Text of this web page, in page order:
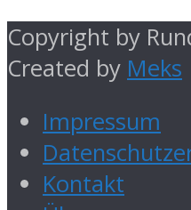
Copyright by
Created by Meks
Impressum
Kontakt